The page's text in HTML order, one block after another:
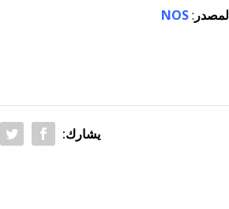
:
NOS
يشارك: